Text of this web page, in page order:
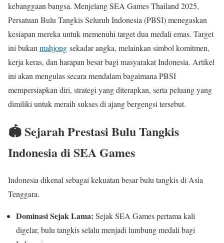
kebanggaan bangsa. Menjelang SEA Games Thailand 2025,
Persatuan Bulu Tangkis Seluruh Indonesia (PBSI) menegaskan
kesiapan mereka untuk memenuhi target dua medali emas. Target
ini bukan mahjong sekadar angka, melainkan simbol komitmen,
kerja keras, dan harapan besar bagi masyarakat Indonesia. Artikel
ini akan mengulas secara mendalam bagaimana PBSI
mempersiapkan diri, strategi yang diterapkan, serta peluang yang
dimiliki untuk meraih sukses di ajang bergengsi tersebut.
🏟️ Sejarah Prestasi Bulu Tangkis
Indonesia di SEA Games
Indonesia dikenal sebagai kekuatan besar bulu tangkis di Asia
Tenggara.
Dominasi Sejak Lama: Sejak SEA Games pertama kali
digelar, bulu tangkis selalu menjadi lumbung medali bagi